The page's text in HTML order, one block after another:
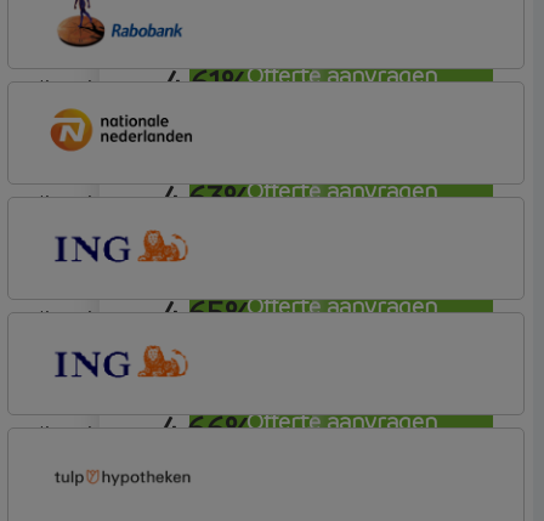
Offerte aanvragen
4,61%
Offerte aanvragen
Basisvoorwaarden
lineair
4,63%
Offerte aanvragen
Plusvoorwaarden (Incl. Korting)
lineair
4,65%
Offerte aanvragen
Nationale Nederlanden
lineair
4,66%
Basistarief
lineair
Basistarief